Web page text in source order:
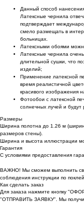
Данный способ
Латексные чернила
подтверждает
смело размещать в
больницах.
Латексными обоями
Латексные чернила
длительной сушки, что
изделий;
Применение латексной
время реалистичной
красивого изображения
Фотообои с латексной
солнечных лучей и будут
Размеры
Ширина полотна до 1.26 м
размеров стены).
Ширина и высота иллюстрации
Гарантия
С условиями предоставления
ВАЖНО! Мы сможем выполнить
соблюдения инструкции по
Как сделать заказ
Для заказа нажмите кнопку
"ОТПРАВИТЬ ЗАЯВКУ". Мы